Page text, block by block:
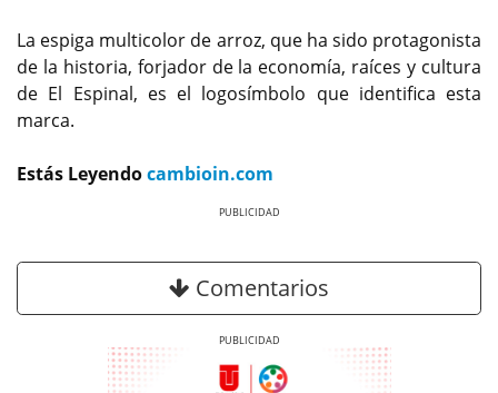
La espiga multicolor de arroz, que ha sido protagonista
de la historia, forjador de la economía, raíces y cultura
de El Espinal, es el logosímbolo que identifica esta
marca.
Estás Leyendocambioin.com
Comentarios